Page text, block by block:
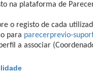
na plataforma de
o registo de cada
para parecerprevio-
a associar